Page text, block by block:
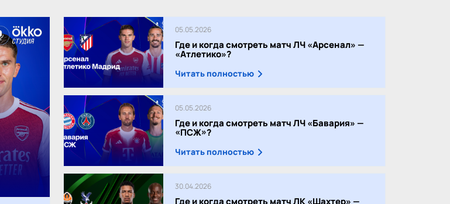
05.05.2026
Где и когда смотреть матч ЛЧ «Арсенал» —
«Атлетико»?
Читать полностью
05.05.2026
Где и когда смотреть матч ЛЧ «Бавария» —
«ПСЖ»?
Читать полностью
30.04.2026
Где и когда смотреть матч ЛК «Шахтер» —